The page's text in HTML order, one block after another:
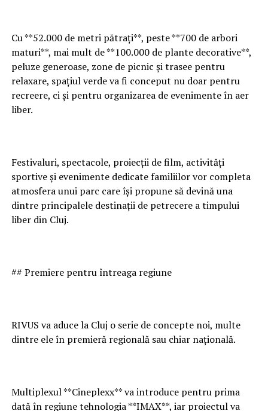
Cu **52.000 de metri pătrați**, peste **700 de arbori
maturi**, mai mult de **100.000 de plante decorative**,
peluze generoase, zone de picnic și trasee pentru
relaxare, spațiul verde va fi conceput nu doar pentru
recreere, ci și pentru organizarea de evenimente în aer
liber.
Festivaluri, spectacole, proiecții de film, activități
sportive și evenimente dedicate familiilor vor completa
atmosfera unui parc care își propune să devină una
dintre principalele destinații de petrecere a timpului
liber din Cluj.
## Premiere pentru întreaga regiune
RIVUS va aduce la Cluj o serie de concepte noi, multe
dintre ele în premieră regională sau chiar națională.
Multiplexul **Cineplexx** va introduce pentru prima
dată în regiune tehnologia **IMAX**, iar proiectul va